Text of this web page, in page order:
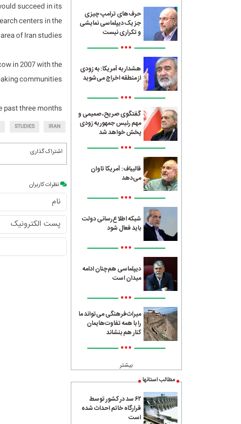
حرف‌های ترامپ چیزی
جز یک دیپلماسی نمایشی
و تکراری نیست
•••
هشدار به آمریکا: به زودی
از منطقه اخراج می‌شوید
•••
گفتگوی صریح، صمیمی و
مهم رئیس جمهور به زودی
پخش خواهد شد
•••
قالیباف: آمریکا تاوان
می‌دهد
•••
شبکه اطلاع‌رسانی دولت
باید فعال شود
•••
دیپلماسی هم‌چنان ادامه
میدان است
•••
میراث‌فرهنگی می‌تواند ما
را با همه تفاوت‌هایمان
کنار هم بنشاند
•••
بیشتر
مطالب استانها
۶۲ سد در کشور توسط
قرارگاه خاتم احداث شده
است
succeed in its
centers in the
area of Iran studies.
in 2007 with the
communities.
past three months.
IRAN
STUDIES
اشتراک گذاری
نظرات کاربران